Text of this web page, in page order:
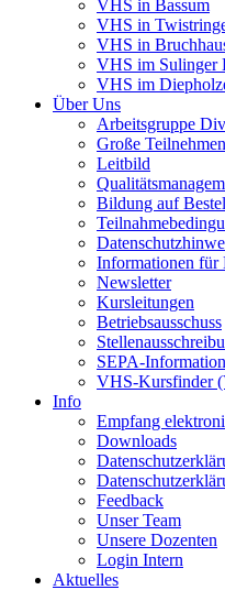
VHS in Bassum
VHS in
VHS in
VHS im Sulinger
VHS im
Über Uns
Arbeitsgruppe
Große
Leitbild
Bildung auf
Informationen für
Newsletter
Kursleitungen
Betriebsausschuss
SEPA-
VHS-Kursfinder
Info
Empfang
Downloads
Feedback
Unser Team
Unsere Dozenten
Login Intern
Aktuelles